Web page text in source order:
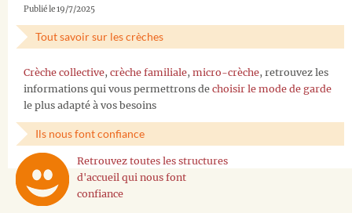
Publié le 19/7/2025
Tout savoir sur les crèches
Crèche collective, crèche familiale, micro-crèche, retrouvez les
informations qui vous permettrons de choisir le mode de garde
le plus adapté à vos besoins
Ils nous font confiance
Retrouvez toutes les structures
d'accueil qui nous font
confiance